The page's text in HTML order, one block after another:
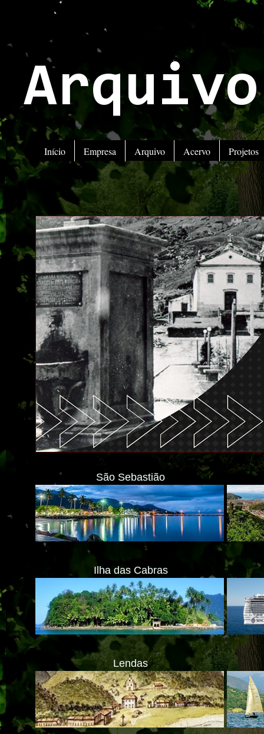
Início Empresa Arquivo Acervo Projetos
São Sebastião
Ilha das Cabras
Lendas